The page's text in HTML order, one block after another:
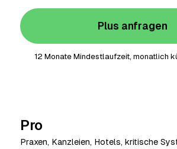
Plus anfragen
12 Monate Mindestlaufzeit, monatlich
Pro
Praxen, Kanzleien, Hotels, kritische